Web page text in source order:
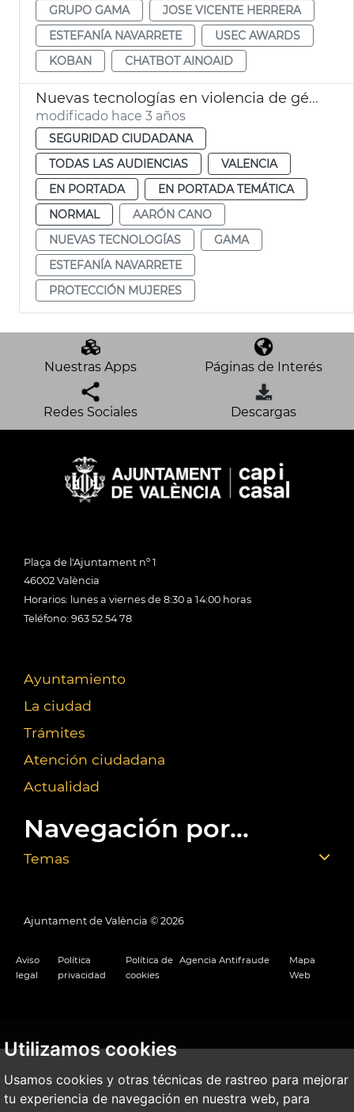
Utilizamos cookies
Usamos cookies y otras técnicas de rastreo para mejorar
tu experiencia de navegación en nuestra web, para
GRUPO GAMA
JOSE VICENTE HERRERA
ESTEFANÍA NAVARRETE
USEC AWARDS
KOBAN
CHATBOT AINOAID
Nuevas tecnologías en violencia de género
modificado hace 3 años
SEGURIDAD CIUDADANA
TODAS LAS AUDIENCIAS
VALENCIA
EN PORTADA
EN PORTADA TEMÁTICA
NORMAL
AARÓN CANO
NUEVAS TECNOLOGÍAS
GAMA
ESTEFANÍA NAVARRETE
PROTECCIÓN MUJERES
Nuestras Apps Páginas de Interés
Redes Sociales Descargas
Plaça de l'Ajuntament nº 1
46002 València
Horarios: lunes a viernes de 8:30 a 14:00 horas
Teléfono: 963 52 54 78
Ayuntamiento
La ciudad
Trámites
Atención ciudadana
Actualidad
Navegación por...
Temas
Ajuntament de València © 2026
Aviso
legal
Política
privacidad
Política de
cookies
Agencia Antifraude
Mapa
Web